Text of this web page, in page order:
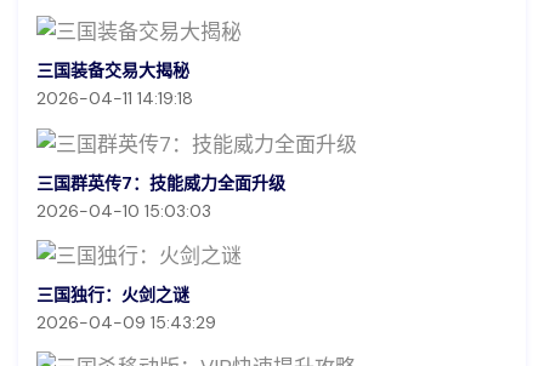
三国装备交易大揭秘
2026-04-11 14:19:18
三国群英传7：技能威力全面升级
2026-04-10 15:03:03
三国独行：火剑之谜
2026-04-09 15:43:29